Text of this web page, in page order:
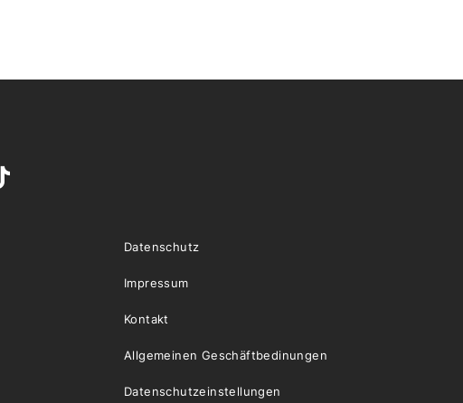
Datenschutz
Impressum
Kontakt
Allgemeinen Geschäftbedinungen
Datenschutzeinstellungen